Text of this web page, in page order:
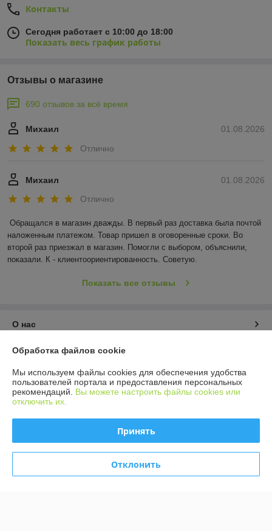
Контакты
Сегодня работает с 10:00 до 18:00
Показать весь график работы
Отзывы о магазине
690 отзывов за всё время
01.08.2026
Михаил
Отлично
01.08.2026
Михаил
Отлично
Обращался в магазин дважды. В первый раз доставка была почтой
наложенным платежом. Товар пришел в оговоренные сроки. Во
второй раз приезжал в магазин. Помогли с выбором, объяснили,
показали. К - клиентоориентированность. Советую.
Показать все отзывы
О нас
Контакты
Доставка и оплата
Политика обработки cookies
Обработка файлов cookie
Мы используем файлы cookies для обеспечения удобства
пользователей портала и предоставления персональных
рекомендаций. Вы можете настроить файлы cookies или
отключить их.
Принять
Отклонить